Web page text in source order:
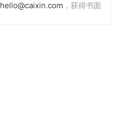
hello@caixin.com ，获得书面